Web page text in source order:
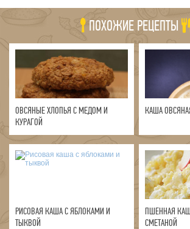
ПОХОЖИЕ РЕЦЕПТЫ
ОВСЯНЫЕ ХЛОПЬЯ С МЕДОМ И
КУРАГОЙ
КАША
РИСОВАЯ КАША С ЯБЛОКАМИ И
ТЫКВОЙ
ПШЕННАЯ
СМЕТАНОЙ